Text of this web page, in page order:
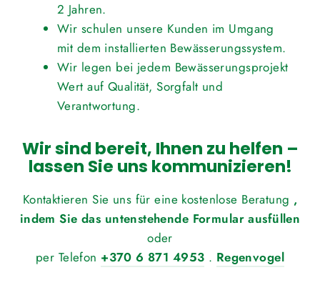
2 Jahren.
Wir schulen unsere Kunden im Umgang
mit dem installierten Bewässerungssystem.
Wir legen bei jedem Bewässerungsprojekt
Wert auf Qualität, Sorgfalt und
Verantwortung.
Wir sind bereit, Ihnen zu helfen –
lassen Sie uns kommunizieren!
Kontaktieren Sie uns für eine kostenlose Beratung ,
indem Sie das untenstehende Formular ausfüllen
oder
per Telefon +370 6 871 4953 . Regenvogel